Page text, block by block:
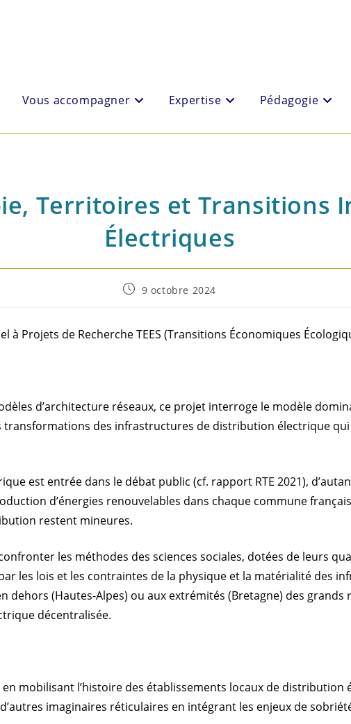
Vous accompagner Expertise Pédagogie
Territoires et Transitions
Électriques
Post9 octobre 2024
à Projets de Recherche TEES (Transitions Économiques
d’architecture réseaux, ce projet interroge le modèle
des infrastructures de distribution électrique
est entrée dans le débat public (cf. rapport RTE 2021),
d’énergies renouvelables dans chaque commune
restent mineures.
les méthodes des sciences sociales, dotées de leurs
les lois et les contraintes de la physique et la matérialité des
(Hautes-Alpes) ou aux extrémités (Bretagne) des grands
décentralisée.
mobilisant l’histoire des établissements locaux de distribution
imaginaires réticulaires en intégrant les enjeux de